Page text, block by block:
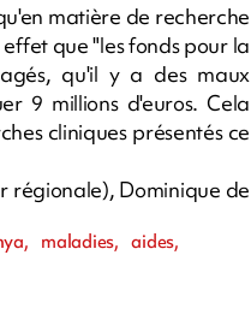
matière de recherche
que "les fonds pour la
qu'il y a des maux
9 millions d'euros. Cela
cliniques présentés ce
régionale), Dominique de
maladies, aides,